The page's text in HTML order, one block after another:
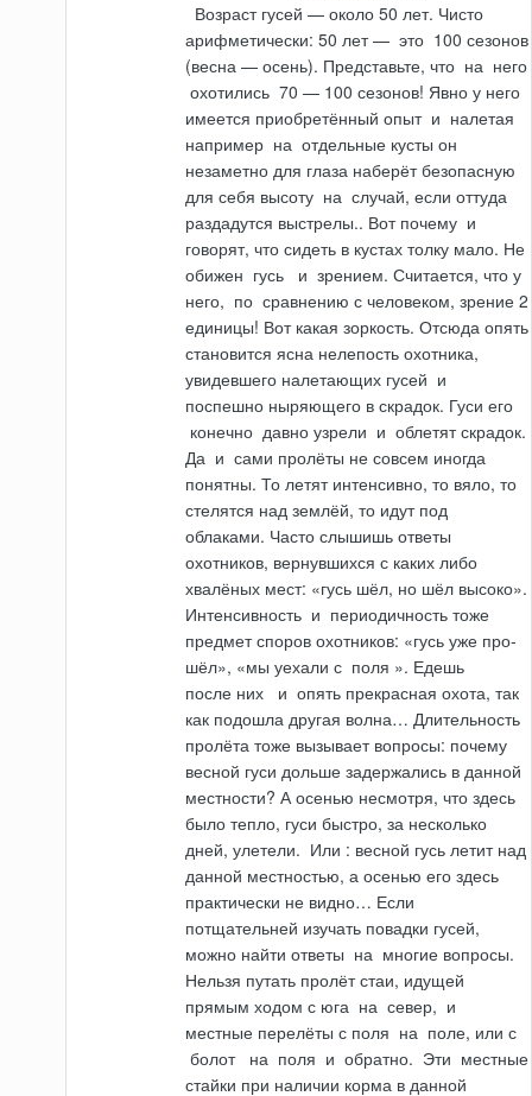
Возраст гусей — около 50 лет. Чисто
арифметически: 50 лет — это 100 сезонов
(весна — осень). Представьте, что на него
охотились 70 — 100 сезонов! Явно у него
имеется приобретённый опыт и налетая
например на отдельные кусты он
незаметно для глаза наберёт безопасную
для себя высоту на случай, если оттуда
раздадутся выстрелы.. Вот почему и
говорят, что сидеть в кустах толку мало. Не
обижен гусь и зрением. Считается, что у
него, по сравнению с человеком, зрение 2
единицы! Вот какая зоркость. Отсюда опять
становится ясна нелепость охотника,
увидевшего налетающих гусей и
поспешно ныряющего в скрадок. Гуси его
конечно давно узрели и облетят скрадок.
Да и сами пролёты не совсем иногда
понятны. То летят интенсивно, то вяло, то
стелятся над землёй, то идут под
облаками. Часто слышишь ответы
охотников, вернувшихся с каких либо
хвалёных мест: «гусь шёл, но шёл высоко».
Интенсивность и периодичность тоже
предмет споров охотников: «гусь уже про­
шёл», «мы уехали с поля ». Едешь
после них и опять прекрасная охота, так
как подошла другая волна… Длительность
пролёта тоже вызывает вопросы: почему
весной гуси дольше задержались в данной
местности? А осенью несмотря, что здесь
было тепло, гуси быстро, за несколько
дней, улетели. Или : весной гусь летит над
данной местностью, а осенью его здесь
практически не видно… Если
потщательней изучать повадки гусей,
можно найти ответы на многие вопросы.
Нельзя путать пролёт стаи, идущей
прямым ходом с юга на север, и
местные перелёты с поля на поле, или с
болот на поля и обратно. Эти местные
стайки при наличии корма в данной